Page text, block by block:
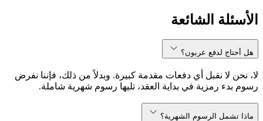
الأسئلة الشائعة
هل أحتاج لدفع عربون؟
لا، نحن لا نقبل أي دفعات مقدمة كبيرة. وبدلاً من ذلك، فإننا نفرض
رسوم بدء رمزية في بداية العقد، تليها رسوم شهرية شاملة.
ماذا تشمل الرسوم الشهرية؟